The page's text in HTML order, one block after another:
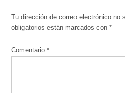
Tu dirección de correo electrónico no
obligatorios están marcados con*
Comentario*